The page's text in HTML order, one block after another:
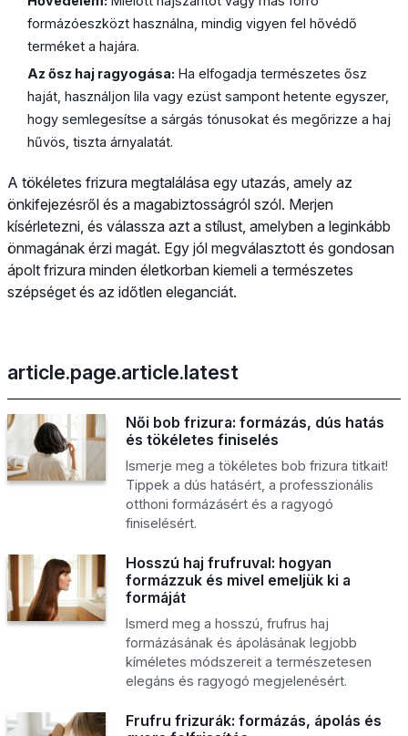
formázóeszközt használna, mindig vigyen fel hővédő
terméket a hajára.
Az ősz haj ragyogása: Ha elfogadja természetes ősz
haját, használjon lila vagy ezüst sampont hetente egyszer,
hogy semlegesítse a sárgás tónusokat és megőrizze a haj
hűvös, tiszta árnyalatát.
A tökéletes frizura megtalálása egy utazás, amely az
önkifejezésről és a magabiztosságról szól. Merjen
kísérletezni, és válassza azt a stílust, amelyben a leginkább
önmagának érzi magát. Egy jól megválasztott és gondosan
ápolt frizura minden életkorban kiemeli a természetes
szépséget és az időtlen eleganciát.
article.page.article.latest
Női bob frizura: formázás, dús hatás
és tökéletes finiselés
Ismerje meg a tökéletes bob frizura titkait!
Tippek a dús hatásért, a professzionális
otthoni formázásért és a ragyogó
finiselésért.
Hosszú haj frufruval: hogyan
formázzuk és mivel emeljük ki a
formáját
Ismerd meg a hosszú, frufrus haj
formázásának és ápolásának legjobb
kíméletes módszereit a természetesen
elegáns és ragyogó megjelenésért.
Frufru frizurák: formázás, ápolás és